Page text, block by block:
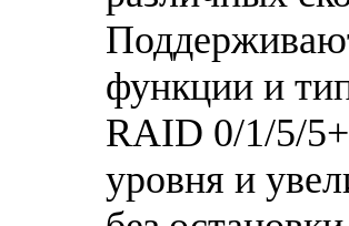
функции и
RAID 0/1/5/
уровня и